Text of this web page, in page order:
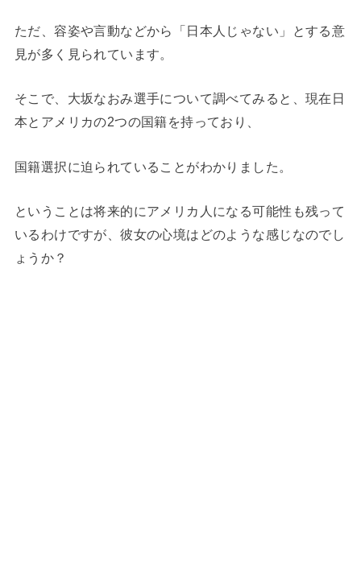
ただ、容姿や言動などから「日本人じゃない」とする意
見が多く見られています。
そこで、大坂なおみ選手について調べてみると、現在日
本とアメリカの2つの国籍を持っており、
国籍選択に迫られていることがわかりました。
ということは将来的にアメリカ人になる可能性も残って
いるわけですが、彼女の心境はどのような感じなのでし
ょうか？